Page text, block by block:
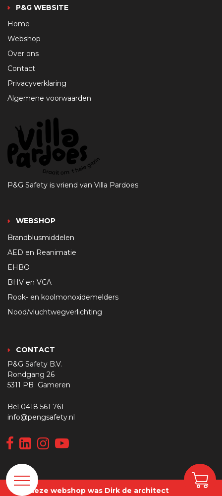
P&G WEBSITE
Home
Webshop
Over ons
Contact
Privacyverklaring
Algemene voorwaarden
P&G Safety is vriend van Villa Pardoes
WEBSHOP
Brandblusmiddelen
AED en Reanimatie
EHBO
BHV en VCA
Rook- en koolmonoxidemelders
Nood/vluchtwegverlichting
CONTACT
P&G Safety B.V.
Rondgang 26
5311 PB Gameren
Bel 0418 561 761
info@pengsafety.nl
Van deze webshop was Dirk de architect